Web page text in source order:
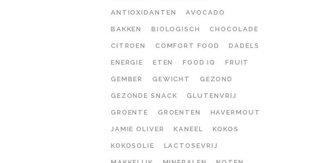
ANTIOXIDANTEN AVOCADO
BAKKEN BIOLOGISCH CHOCOLADE
CITROEN COMFORT FOOD DADELS
ENERGIE ETEN FOOD IQ FRUIT
GEMBER GEWICHT GEZOND
GEZONDE SNACK GLUTENVRIJ
GROENTE GROENTEN HAVERMOUT
JAMIE OLIVER KANEEL KOKOS
KOKOSOLIE LACTOSEVRIJ